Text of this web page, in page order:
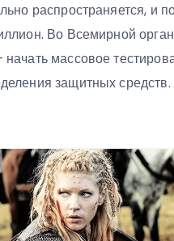
распространяется, и
Во Всемирной
массовое
защитных средств.